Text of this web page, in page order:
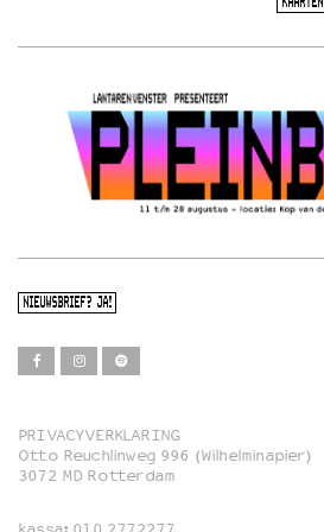
KAARTEN
NIEUWSBRIEF? JA!
Film
PRIVACYVERKLARING
Otto Reuchlinweg 996 (Wilhelminapier)
3072 MD Rotterdam